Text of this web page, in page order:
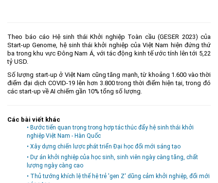
Theo báo cáo Hệ sinh thái Khởi nghiệp Toàn cầu (GESER 2023) của
Start-up Genome, hệ sinh thái khởi nghiệp của Việt Nam hiện đứng thứ
ba trong khu vực Đông Nam Á, với tác động kinh tế ước tính lên tới 5,22
tỷ USD.
Số lượng start-up ở Việt Nam cũng tăng mạnh, từ khoảng 1.600 vào thời
điểm đại dịch COVID-19 lên hơn 3.800 trong thời điểm hiện tại, trong đó
các start-up về AI chiếm gần 10% tổng số lượng.
Các bài viết khác
• Bước tiến quan trọng trong hợp tác thúc đẩy hệ sinh thái khởi
nghiệp Việt Nam - Hàn Quốc
• Xây dựng chiến lược phát triển Đại học đổi mới sáng tạo
• Dự án khởi nghiệp của học sinh, sinh viên ngày càng tăng, chất
lượng ngày càng cao
• Thủ tướng khích lệ thế hệ trẻ 'gen Z' dũng cảm khởi nghiệp, đổi mới